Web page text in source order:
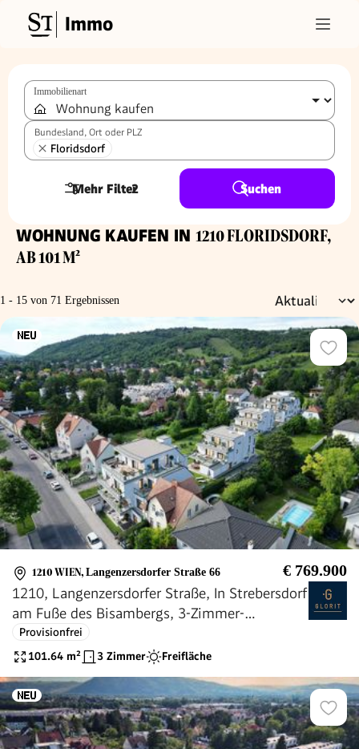
Immo
Immobilienart
Bundesland, Ort oder PLZ
Floridsdorf
Mehr Filter
2 Suchen
WOHNUNG KAUFEN IN 1210 FLORIDSDORF,
AB 101 M²
1 - 15 von 71 Ergebnissen
1210 WIEN, Langenzersdorfer Straße 66 € 769.900
1210, Langenzersdorfer Straße, In Strebersdorf
am Fuße des Bisambergs, 3-Zimmer-
Eigentumswohnung
Provisionfrei
101.64 m² 3 Zimmer Freifläche